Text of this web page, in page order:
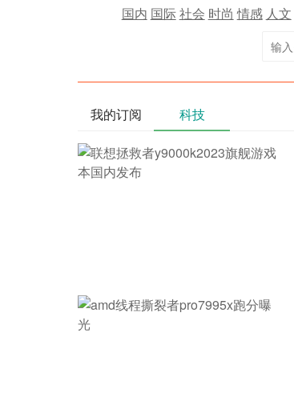
国内 国际社会 时尚 情感 人文
我的订阅 科技